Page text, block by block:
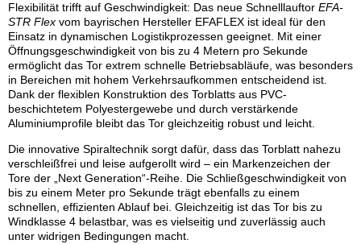
Flexibilität trifft auf Geschwindigkeit: Das neue Schnelllauftor EFA-
STR Flex vom bayrischen Hersteller EFAFLEX ist ideal für den
Einsatz in dynamischen Logistikprozessen geeignet. Mit einer
Öffnungsgeschwindigkeit von bis zu 4 Metern pro Sekunde
ermöglicht das Tor extrem schnelle Betriebsabläufe, was besonders
in Bereichen mit hohem Verkehrsaufkommen entscheidend ist.
Dank der flexiblen Konstruktion des Torblatts aus PVC-
beschichtetem Polyestergewebe und durch verstärkende
Aluminiumprofile bleibt das Tor gleichzeitig robust und leicht.
Die innovative Spiraltechnik sorgt dafür, dass das Torblatt nahezu
verschleißfrei und leise aufgerollt wird – ein Markenzeichen der
Tore der „Next Generation“-Reihe. Die Schließgeschwindigkeit von
bis zu einem Meter pro Sekunde trägt ebenfalls zu einem
schnellen, effizienten Ablauf bei. Gleichzeitig ist das Tor bis zu
Windklasse 4 belastbar, was es vielseitig und zuverlässig auch
unter widrigen Bedingungen macht.